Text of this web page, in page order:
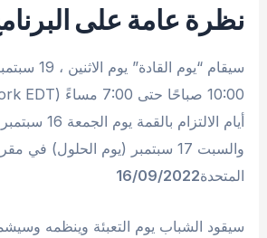
نظرة عامة على
سيقام “يوم
أيام الالتزام
والسبت 17 سبتمبر (يوم الحلول) في
المتحدة16/09/2022
سيقود الشباب يوم التعبئة وينظمه